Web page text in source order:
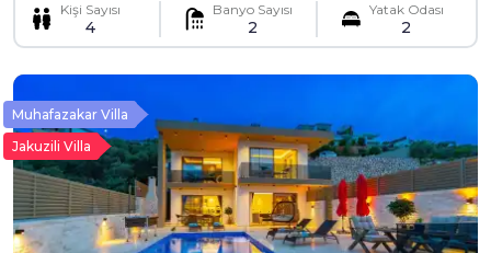
Kişi Sayısı
4
Banyo Sayısı
2
Yatak Odası
2
Muhafazakar Villa
Jakuzili Villa